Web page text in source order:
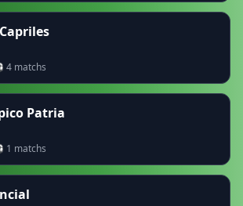
4 matchs
Patria
1 matchs